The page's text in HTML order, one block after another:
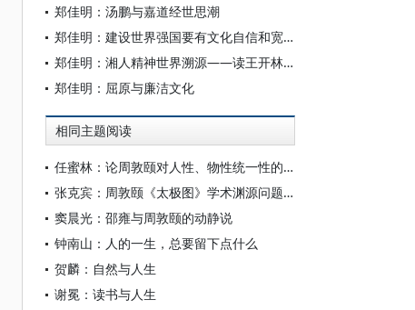
郑佳明：汤鹏与嘉道经世思潮
郑佳明：建设世界强国要有文化自信和宽阔的胸怀
郑佳明：湘人精神世界溯源——读王开林《湖南人的境界》
郑佳明：屈原与廉洁文化
相同主题阅读
任蜜林：论周敦颐对人性、物性统一性的构建
张克宾：周敦颐《太极图》学术渊源问题覆议
窦晨光：邵雍与周敦颐的动静说
钟南山：人的一生，总要留下点什么
贺麟：自然与人生
谢冕：读书与人生